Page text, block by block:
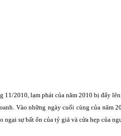
11/2010, lạm phát của năm 2010 bị đẩy
Vào những ngày cuối cùng của năm
ngại sự bất ổn của tỷ giá và cửa hẹp của